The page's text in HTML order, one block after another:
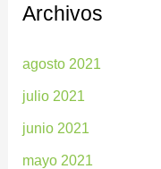
Archivos
agosto 2021
julio 2021
junio 2021
mayo 2021